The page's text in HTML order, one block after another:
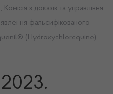
з доказів та управління
фальсифікованого
(Hydroxychloroquine)